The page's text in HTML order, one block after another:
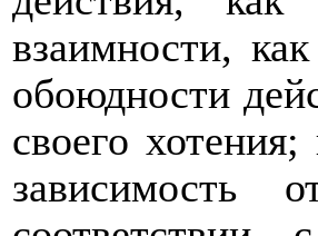
взаимности,
обоюдности
своего
зависимость